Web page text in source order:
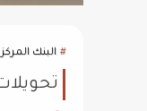
البنك
تحويلات